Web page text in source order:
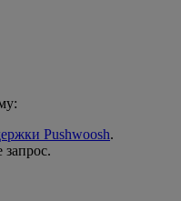
Pushwoosh.
запрос.